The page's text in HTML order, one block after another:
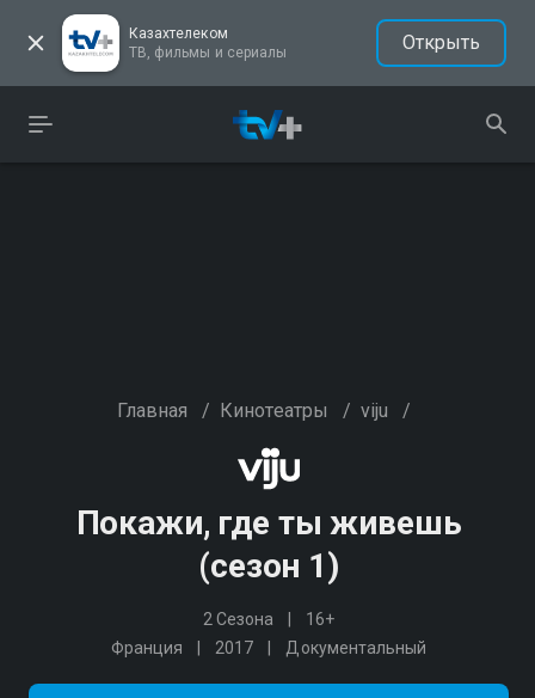
Казахтелеком
ТВ, фильмы и сериалы
Открыть
Главная / Кинотеатры / viju /
Покажи, где ты живешь
(сезон 1)
2 Сезона
16+
Франция
2017 Документальный